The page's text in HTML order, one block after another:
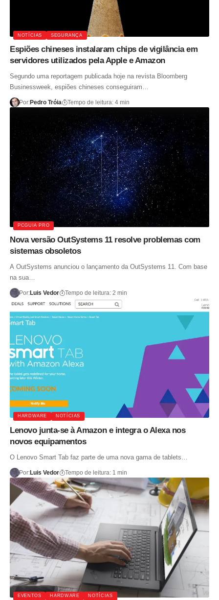
NOTÍCIAS SEGURANÇA
Espiões chineses instalaram chips de vigilância em
servidores utilizados pela Apple e Amazon
Segundo uma reportagem publicada hoje na revista Bloomberg
Businessweek, espiões chineses conseguiram…
Por:Pedro Tróia Tempo de leitura: 4 min
PCGUIA PRO
Nova versão OutSystems 11 resolve problemas com
sistemas obsoletos
A OutSystems anunciou o lançamento da OutSystems 11. Com base
na sua…
Por:Luis Vedor Tempo de leitura: 2 min
HARDWARE NOTÍCIAS
Lenovo junta-se à Amazon e integra o Alexa nos
novos equipamentos
O Lenovo Smart Tab faz parte de uma nova gama de tablets…
Por:Luis Vedor Tempo de leitura: 1 min
EVENTOS HARDWARE NOTÍCIAS